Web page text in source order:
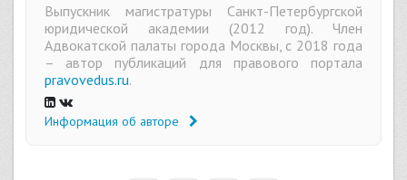
Выпускник магистратуры Санкт-Петербургской
юридической академии (2012 год). Член
Адвокатской палаты города Москвы, с 2018 года
– автор публикаций для правового портала
pravovedus.ru.
Информация об авторе